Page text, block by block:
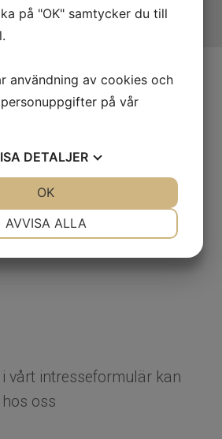
vårt intresseformulär kan
oss
på "OK" samtycker du till
användning av cookies och
på vår
DETALJER
AVVISA ALLA
OK